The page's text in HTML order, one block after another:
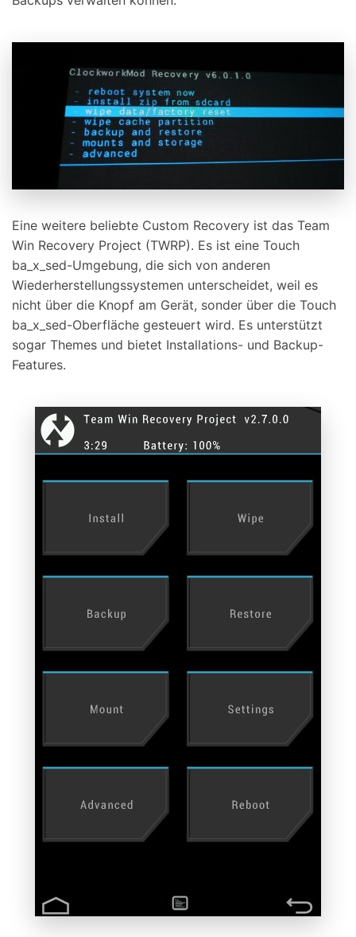
Eine weitere beliebte Custom Recovery ist das Team
Win Recovery Project (TWRP). Es ist eine Touch
ba_x_sed-Umgebung, die sich von anderen
Wiederherstellungssystemen unterscheidet, weil es
nicht über die Knopf am Gerät, sonder über die Touch
ba_x_sed-Oberfläche gesteuert wird. Es unterstützt
sogar Themes und bietet Installations- und Backup-
Features.